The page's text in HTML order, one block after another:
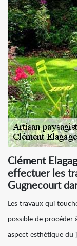
Clément
effectuer les
Gugnecourt
Les travaux qui
possible de procéder
aspect esthétique du